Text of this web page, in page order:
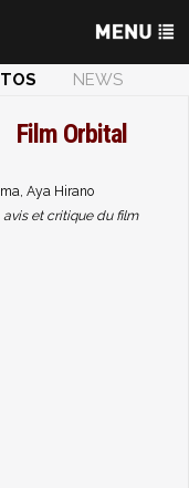
NEWS
Film Orbital
Aya Hirano
et critique du film